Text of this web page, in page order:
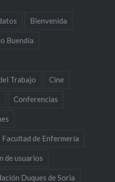
Bienvenida
Buendía
Trabajo Cine
Conferencias
Facultad de Enfermería
de usuarios
Duques de Soria